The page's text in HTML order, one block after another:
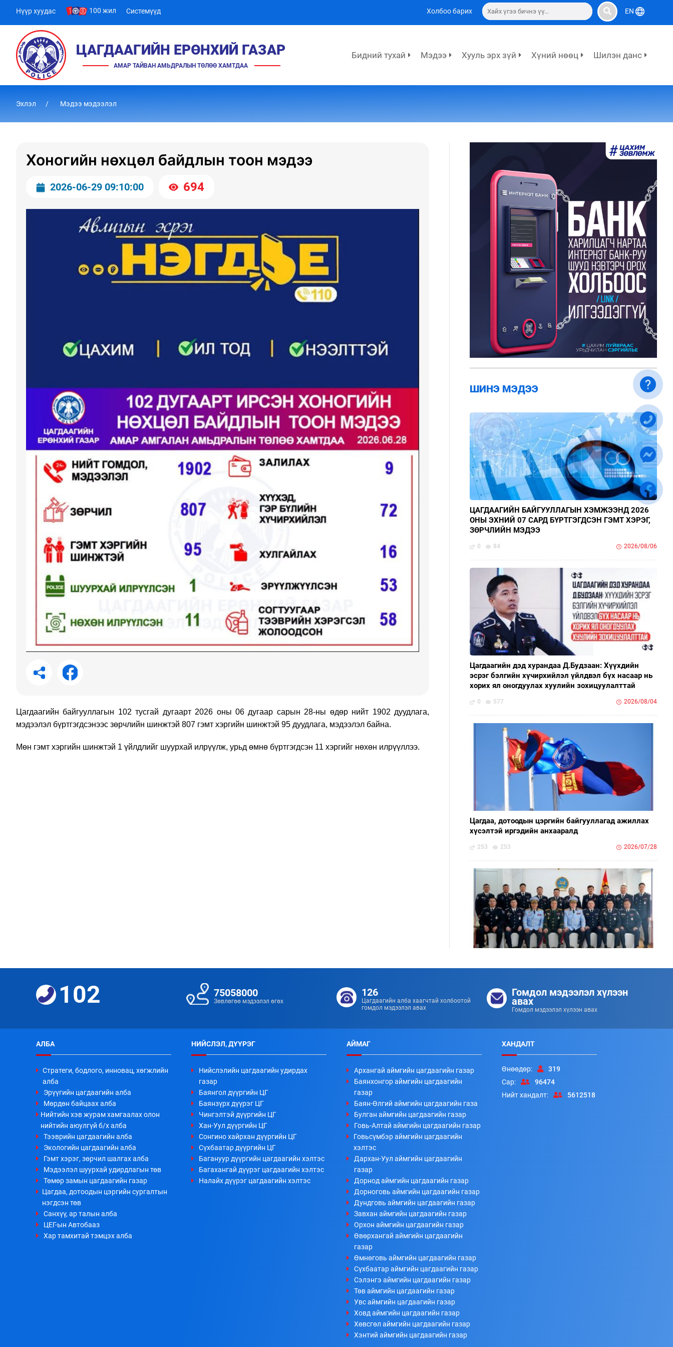
Нүүр хуудас 100 жил Системүүд Холбоо барих EN
ЦАГДААГИЙН ЕРӨНХИЙ ГАЗАР
АМАР ТАЙВАН АМЬДРАЛЫН ТӨЛӨӨ ХАМТДАА
Бидний тухай Мэдээ Хууль эрх зүй Хүний нөөц Шилэн данс
Эхлэл Мэдээ мэдээлэл
Хоногийн нөхцөл байдлын тоон мэдээ
2026-06-29 09:10:00 694
Цагдаагийн байгууллагын 102 тусгай дугаарт 2026 оны 06 дугаар сарын 28-ны өдөр нийт 1902 дуудлага,
мэдээлэл бүртгэгдсэнээс зөрчлийн шинжтэй 807 гэмт хэргийн шинжтэй 95 дуудлага, мэдээлэл байна.
Мөн гэмт хэргийн шинжтэй 1 үйлдлийг шуурхай илрүүлж, урьд өмнө бүртгэгдсэн 11 хэргийг нөхөн илрүүллээ.
ШИНЭ МЭДЭЭ
ЦАГДААГИЙН БАЙГУУЛЛАГЫН ХЭМЖЭЭНД 2026
ОНЫ ЭХНИЙ 07 САРД БҮРТГЭГДСЭН ГЭМТ ХЭРЭГ,
ЗӨРЧЛИЙН МЭДЭЭ
0 84 2026/08/06
Цагдаагийн дэд хурандаа Д.Будзаан: Хүүхдийн
эсрэг бэлгийн хүчирхийлэл үйлдвэл бүх насаар нь
хорих ял оногдуулах хуулийн зохицуулалттай
0 577 2026/08/04
Цагдаа, дотоодын цэргийн байгууллагад ажиллах
хүсэлтэй иргэдийн анхааралд
253 253 2026/07/28
Цэргийн дээд цол хүртсэн удирдлагуудад
253 253 2026/07/08
Ахлагч Э.Бумбаяр Монгол Улсын Мэргэн цолны
болзол хангалаа
102 75058000
Зөвлөгөө мэдээлэл өгөх
126
Цагдаагийн алба хаагчтай холбоотой
гомдол мэдээлэл авах
Гомдол мэдээлэл хүлээн
авах
Гомдол мэдээлэл хүлээн авах
АЛБА
Стратеги, бодлого, инновац, хөгжлийн
алба
Эрүүгийн цагдаагийн алба
Мөрдөн байцаах алба
Нийтийн хэв журам хамгаалах олон
нийтийн аюулгүй б/х алба
Тээврийн цагдаагийн алба
Экологийн цагдаагийн алба
Гэмт хэрэг, зөрчил шалгах алба
Мэдээлэл шуурхай удирдлагын төв
Төмөр замын цагдаагийн газар
Цагдаа, дотоодын цэргийн сургалтын
нэгдсэн төв
Санхүү, ар талын алба
ЦЕГ-ын Автобааз
Хар тамхитай тэмцэх алба
НИЙСЛЭЛ, ДҮҮРЭГ
Нийслэлийн цагдаагийн удирдах
газар
Баянгол дүүргийн ЦГ
Баянзүрх дүүрэг ЦГ
Чингэлтэй дүүргийн ЦГ
Хан-Уул дүүргийн ЦГ
Сонгино хайрхан дүүргийн ЦГ
Сүхбаатар дүүргийн ЦГ
Багануур дүүргийн цагдаагийн хэлтэс
Багахангай дүүрэг цагдаагийн хэлтэс
Налайх дүүрэг цагдаагийн хэлтэс
АЙМАГ
Архангай аймгийн цагдаагийн газар
Баянхонгор аймгийн цагдаагийн
газар
Баян-Өлгий аймгийн цагдаагийн газа
Булган аймгийн цагдаагийн газар
Говь-Алтай аймгийн цагдаагийн газар
Говьсүмбэр аймгийн цагдаагийн
хэлтэс
Дархан-Уул аймгийн цагдаагийн
газар
Дорнод аймгийн цагдаагийн газар
Дорноговь аймгийн цагдаагийн газар
Дундговь аймгийн цагдаагийн газар
Завхан аймгийн цагдаагийн газар
Орхон аймгийн цагдаагийн газар
Өвөрхангай аймгийн цагдаагийн
газар
Өмнөговь аймгийн цагдаагийн газар
Сүхбаатар аймгийн цагдаагийн газар
Сэлэнгэ аймгийн цагдаагийн газар
Төв аймгийн цагдаагийн газар
Увс аймгийн цагдаагийн газар
Ховд аймгийн цагдаагийн газар
Хөвсгөл аймгийн цагдаагийн газар
Хэнтий аймгийн цагдаагийн газар
ХАНДАЛТ
Өнөөдөр:
319
Сар:
96474
Нийт хандалт:
5612518